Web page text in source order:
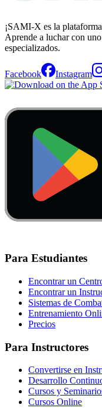
¡SAMI-X es la
Aprende a luchar con
especializados.
Facebook Instagram
Para Estudiantes
Encontrar un
Encontrar un
Sistemas de
Entrenamiento
Precios
Para Instructores
Convertirse en
Desarrollo
Cursos y
Cursos Online